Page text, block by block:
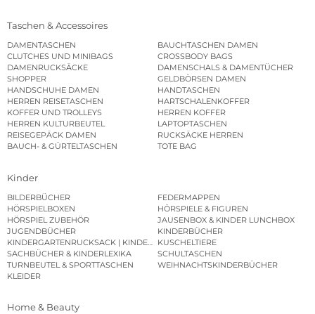
Taschen & Accessoires
DAMENTASCHEN
BAUCHTASCHEN DAMEN
CLUTCHES UND MINIBAGS
CROSSBODY BAGS
DAMENRUCKSÄCKE
DAMENSCHALS & DAMENTÜCHER
SHOPPER
GELDBÖRSEN DAMEN
HANDSCHUHE DAMEN
HANDTASCHEN
HERREN REISETASCHEN
HARTSCHALENKOFFER
KOFFER UND TROLLEYS
HERREN KOFFER
HERREN KULTURBEUTEL
LAPTOPTASCHEN
REISEGEPÄCK DAMEN
RUCKSÄCKE HERREN
BAUCH- & GÜRTELTASCHEN
TOTE BAG
Kinder
BILDERBÜCHER
FEDERMAPPEN
HÖRSPIELBOXEN
HÖRSPIELE & FIGUREN
HÖRSPIEL ZUBEHÖR
JAUSENBOX & KINDER LUNCHBOX
JUGENDBÜCHER
KINDERBÜCHER
KINDERGARTENRUCKSACK | KINDERGARTENBEUTEL
KUSCHELTIERE
SACHBÜCHER & KINDERLEXIKA
SCHULTASCHEN
TURNBEUTEL & SPORTTASCHEN
WEIHNACHTSKINDERBÜCHER
KLEIDER
Home & Beauty